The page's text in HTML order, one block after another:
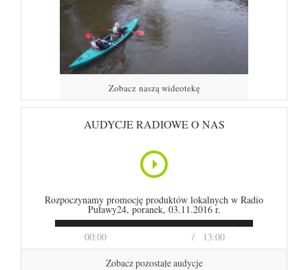
Zobacz naszą wideotekę
AUDYCJE RADIOWE O NAS
00:00 13:00
Rozpoczynamy promocję produktów lokalnych w Radio
Puławy24, poranek, 03.11.2016 r.
Zobacz pozostałe audycje